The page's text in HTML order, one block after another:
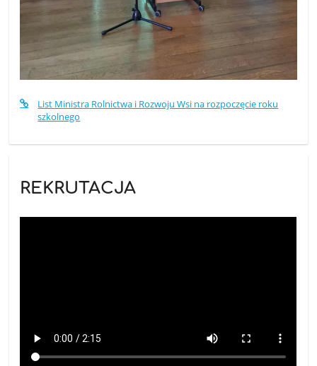
List Ministra Rolnictwa i Rozwoju Wsi na rozpoczęcie roku
szkolnego
REKRUTACJA